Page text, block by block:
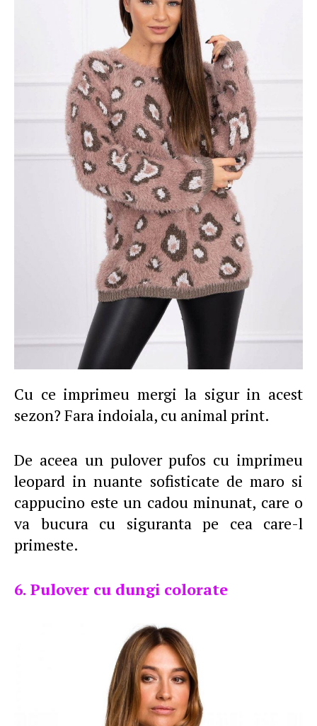
Cu ce imprimeu mergi la sigur in acest
sezon? Fara indoiala, cu animal print.
De aceea un pulover pufos cu imprimeu
leopard in nuante sofisticate de maro si
cappucino este un cadou minunat, care o
va bucura cu siguranta pe cea care-l
primeste.
6. Pulover cu dungi colorate